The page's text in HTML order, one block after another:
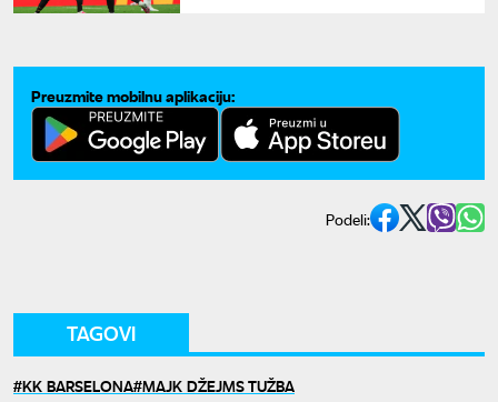
Preuzmite mobilnu aplikaciju:
Podeli:
TAGOVI
KK BARSELONA MAJK DŽEJMS TUŽBA